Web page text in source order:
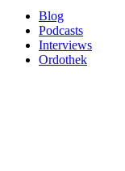
Blog
Podcasts
Interviews
Ordothek